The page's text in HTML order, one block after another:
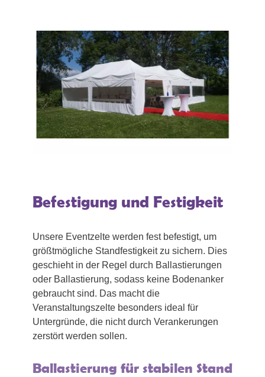
Befestigung und Festigkeit
Unsere Eventzelte werden fest befestigt, um
größtmögliche Standfestigkeit zu sichern. Dies
geschieht in der Regel durch Ballastierungen
oder Ballastierung, sodass keine Bodenanker
gebraucht sind. Das macht die
Veranstaltungszelte besonders ideal für
Untergründe, die nicht durch Verankerungen
zerstört werden sollen.
Ballastierung für stabilen Stand